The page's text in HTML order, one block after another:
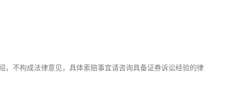
不构成法律意见，具体索赔事宜请咨询具备证券诉讼经验的律